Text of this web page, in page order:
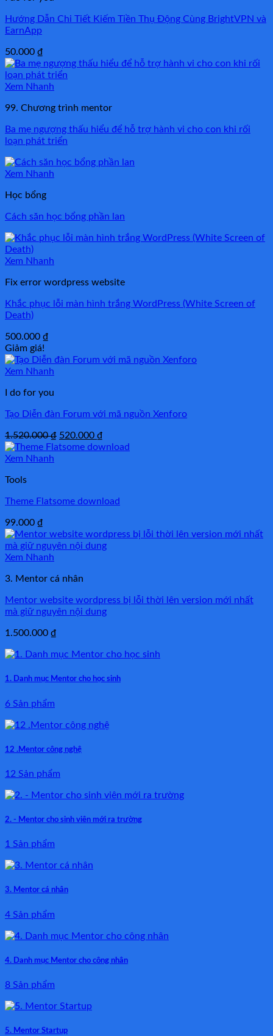
Hướng Dẫn Chi Tiết Kiếm Tiền Thụ Động Cùng BrightVPN và
EarnApp
50.000 ₫
Xem Nhanh
99. Chương trình mentor
Ba mẹ ngượng thấu hiểu để hỗ trợ hành vi cho con khi rối
loạn phát triển
Xem Nhanh
Học bổng
Cách săn học bổng phần lan
Xem Nhanh
Fix error wordpress website
Khắc phục lỗi màn hình trắng WordPress (White Screen of
Death)
500.000 ₫
Giảm giá!
Xem Nhanh
I do for you
Tạo Diễn đàn Forum với mã nguồn Xenforo
1.520.000₫ Giá
gốc
520.000 ₫
hiện
Xem Nhanh
Tools
Theme Flatsome download
99.000 ₫
Xem Nhanh
3. Mentor cá nhân
Mentor website wordpress bị lỗi thời lên version mới nhất
mà giữ nguyên nội dung
1.500.000 ₫
1. Danh mục Mentor cho học sinh
6 Sản phẩm
12 .Mentor công nghệ
12 Sản phẩm
2. - Mentor cho sinh viên mới ra trường
1 Sản phẩm
3. Mentor cá nhân
4 Sản phẩm
4. Danh mục Mentor cho công nhân
8 Sản phẩm
5. Mentor Startup